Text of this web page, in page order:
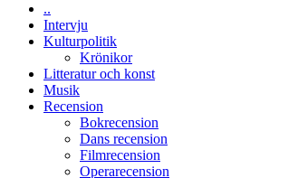
..
Intervju
Kulturpolitik
Krönikor
Litteratur och konst
Musik
Recension
Bokrecension
Dans recension
Filmrecension
Operarecension